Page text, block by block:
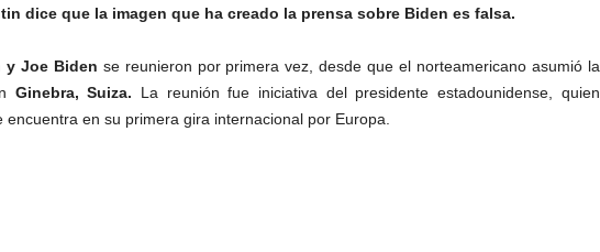
dice que la imagen que ha creado la prensa sobre Biden es falsa.
y Joe Biden se reunieron por primera vez, desde que el norteamericano asumió la
Ginebra, Suiza. La reunión fue iniciativa del presidente estadounidense, quien
encuentra en su primera gira internacional por Europa.